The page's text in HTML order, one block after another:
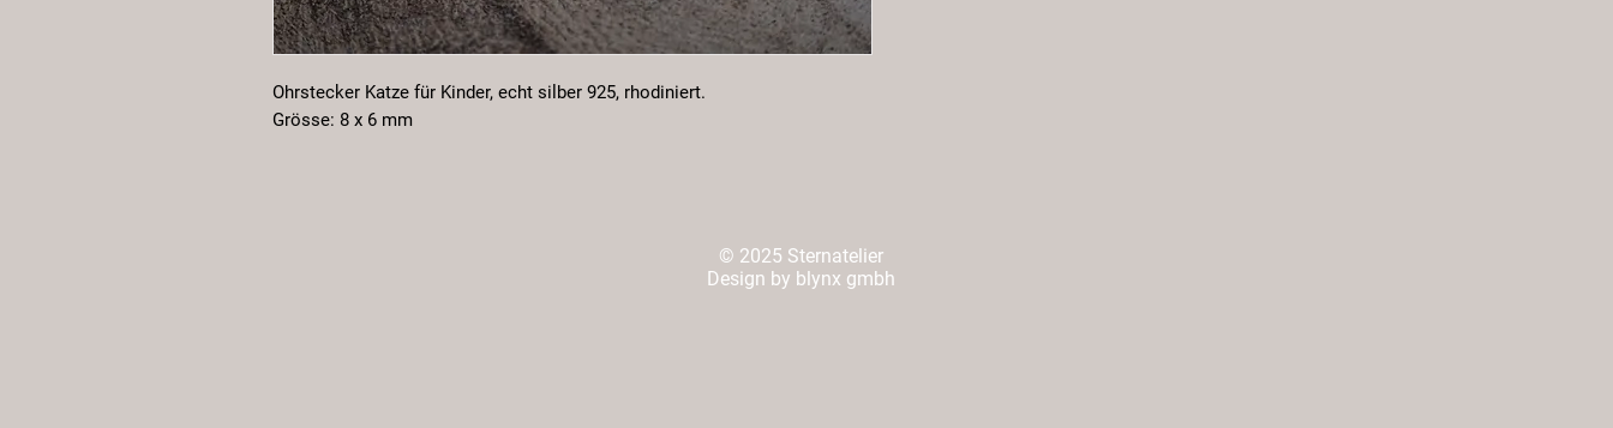
Ohrstecker Katze für Kinder, echt silber 925, rhodiniert.
Grösse: 8 x 6 mm
© 2025 Sternatelier
Design by blynx gmbh